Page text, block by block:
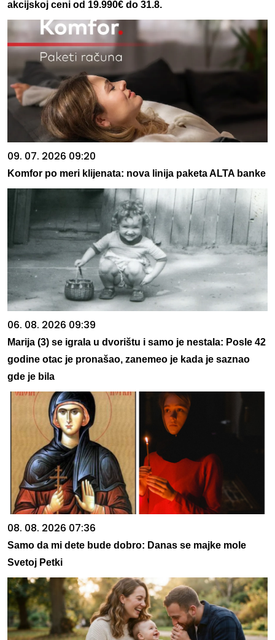
akcijskoj ceni od 19.990€ do 31.8.
09. 07. 2026 09:20
Komfor po meri klijenata: nova linija paketa ALTA banke
06. 08. 2026 09:39
Marija (3) se igrala u dvorištu i samo je nestala: Posle 42
godine otac je pronašao, zanemeo je kada je saznao
gde je bila
08. 08. 2026 07:36
Samo da mi dete bude dobro: Danas se majke mole
Svetoj Petki